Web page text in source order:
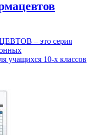
– это серия
учащихся 10-х классов